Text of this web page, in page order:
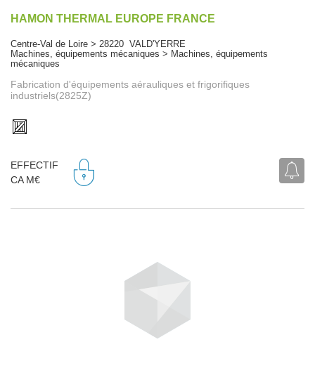
HAMON THERMAL EUROPE FRANCE
Centre-Val de Loire > 28220 VALD'YERRE
Machines, équipements mécaniques > Machines, équipements
mécaniques
Fabrication d'équipements aérauliques et frigorifiques
industriels(2825Z)
EFFECTIF
CA M€